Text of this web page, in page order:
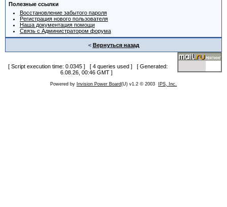
Полезные ссылки
Восстановление забытого пароля
Регистрация нового пользователя
Наша документация помощи
Связь с Администратором форума
< Вернуться назад
[ Script execution time: 0.0345 ] [ 4 queries used ] [ Generated:
6.08.26, 00:46 GMT ]
Powered by Invision Power Board(U) v1.2 © 2003 IPS, Inc.